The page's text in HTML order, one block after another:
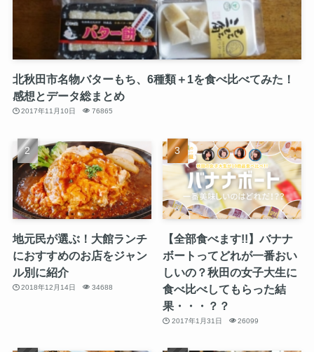
北秋田市名物バターもち、6種類＋1を食べ比べてみた！
感想とデータ総まとめ
2017年11月10日 76865
地元民が選ぶ！大館ランチ
におすすめのお店をジャン
ル別に紹介
2018年12月14日 34688
【全部食べます!!】バナナ
ボートってどれが一番おい
しいの？秋田の女子大生に
食べ比べしてもらった結
果・・・？？
2017年1月31日 26099